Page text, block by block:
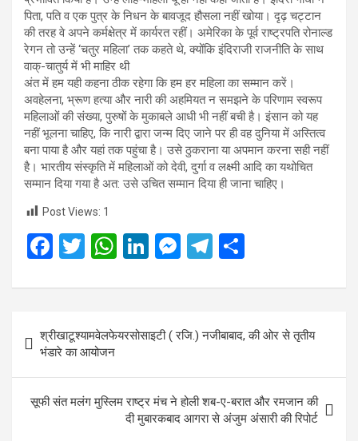
पिता, पति व एक पुत्र के निधन के बावजूद हौसला नहीं खोया। दृढ़ चट्टान
की तरह वे अपने कर्मक्षेत्र में कार्यरत रहीं। अमेरिका के पूर्व राष्ट्रपति रोनाल्ड
रेगन तो उन्हें ‘चतुर महिला’ तक कहते थे, क्योंकि इंदिराजी राजनीति के साथ
वाक्-चातुर्य में भी माहिर थी
अंत में हम यही कहना ठीक रहेगा कि हम हर महिला का सम्मान करें।
अवहेलना, भ्रूण हत्या और नारी की अहमियत न समझने के परिणाम स्वरूप
महिलाओं की संख्या, पुरुषों के मुकाबले आधी भी नहीं बची है। इंसान को यह
नहीं भूलना चाहिए, कि नारी द्वारा जन्म दिए जाने पर ही वह दुनिया में अस्तित्व
बना पाया है और यहां तक पहुंचा है। उसे ठुकराना या अपमान करना सही नहीं
है। भारतीय संस्कृति में महिलाओं को देवी, दुर्गा व लक्ष्मी आदि का यथोचित
सम्मान दिया गया है अत: उसे उचित सम्मान दिया ही जाना चाहिए।
Post Views: 1
F
ce
b
o
o
k
T
tt
er
W
at
A
p
p
Li
ke
dI
n
M
se
n
g
er
T
e
gr
a
m
ar
e
Post
navigation
श्रीखाटूश्यामवेलफेयरसोसाइटी ( रजि.) नजीबाबाद, की ओर से तृतीय
भंडारे का आयोजन
सूफी संत मलंग मुस्लिम राष्ट्र मंच ने होली शब-ए-बरात और रमजान की
दी मुबारकबाद आगरा से अंजुम अंसारी की रिपोर्ट